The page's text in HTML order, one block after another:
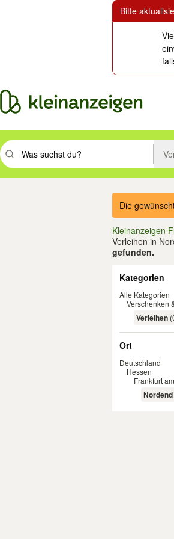
Bitte
Suchbegriff eingeben. Eingabetaste drücken
Die
Kleinanzeigen
Verleihen in
gefunden.
Kategorien
Alle Kategorien
Verschenken
Verleihen
Ort
Deutschland
Hessen
Frankfurt
Nordend